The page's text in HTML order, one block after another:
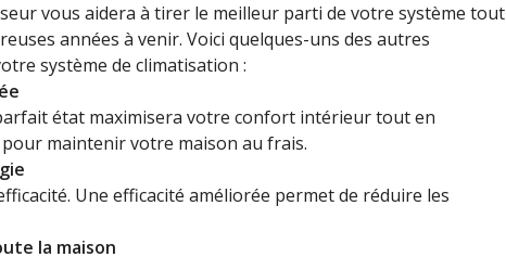
vous aidera à tirer le meilleur parti de votre système tout
années à venir. Voici quelques-uns des autres
système de climatisation :
état maximisera votre confort intérieur tout en
maintenir votre maison au frais.
Une efficacité améliorée permet de réduire les
la maison